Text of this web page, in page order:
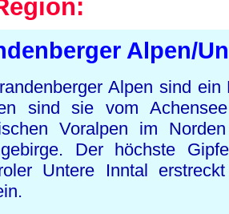
Alpen/
Alpen sind
sind sie vom
Voralpen im
Der höchste
Untere Inntal